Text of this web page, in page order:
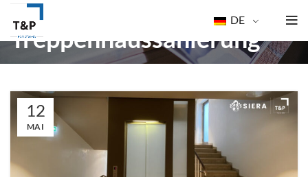
DE
Treppenhaussanierung
12
MAI